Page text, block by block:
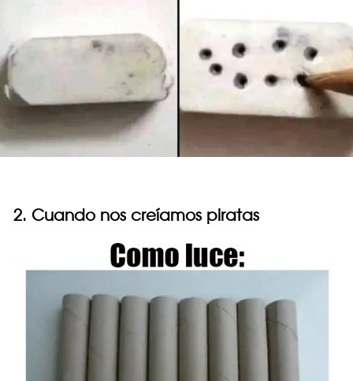
2. Cuando nos creíamos piratas